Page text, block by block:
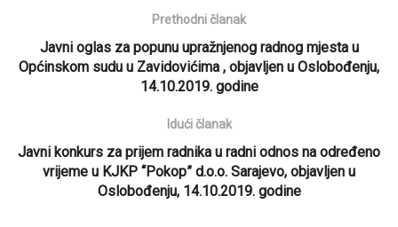
Prethodni članak
Javni oglas za popunu upražnjenog radnog mjesta u
Općinskom sudu u Zavidovićima , objavljen u Oslobođenju,
14.10.2019. godine
Idući članak
Javni konkurs za prijem radnika u radni odnos na određeno
vrijeme u KJKP “Pokop” d.o.o. Sarajevo, objavljen u
Oslobođenju, 14.10.2019. godine